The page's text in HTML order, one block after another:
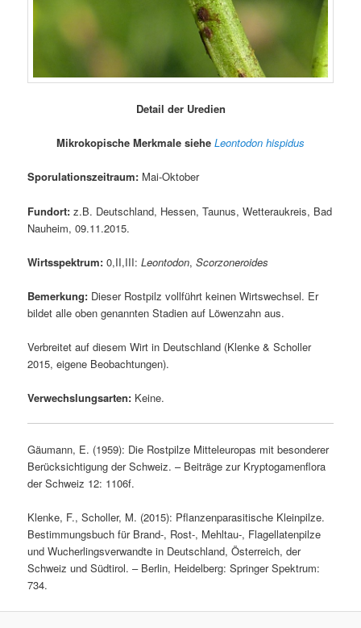
Detail der Uredien
Mikrokopische Merkmale siehe Leontodon hispidus
Sporulationszeitraum: Mai-Oktober
Fundort: z.B. Deutschland, Hessen, Taunus, Wetteraukreis, Bad
Nauheim, 09.11.2015.
Wirtsspektrum:0,II,III:Leontodon,Scorzoneroides
Bemerkung: Dieser Rostpilz vollführt keinen Wirtswechsel. Er
bildet alle oben genannten Stadien auf Löwenzahn aus.
Verbreitet auf diesem Wirt in Deutschland (Klenke & Scholler
2015, eigene Beobachtungen).
Verwechslungsarten: Keine.
Gäumann, E. (1959): Die Rostpilze Mitteleuropas mit besonderer
Berücksichtigung der Schweiz. – Beiträge zur Kryptogamenflora
der Schweiz 12: 1106f.
Klenke, F., Scholler, M. (2015): Pflanzenparasitische Kleinpilze.
Bestimmungsbuch für Brand-, Rost-, Mehltau-, Flagellatenpilze
und Wucherlingsverwandte in Deutschland, Österreich, der
Schweiz und Südtirol. – Berlin, Heidelberg: Springer Spektrum:
734.